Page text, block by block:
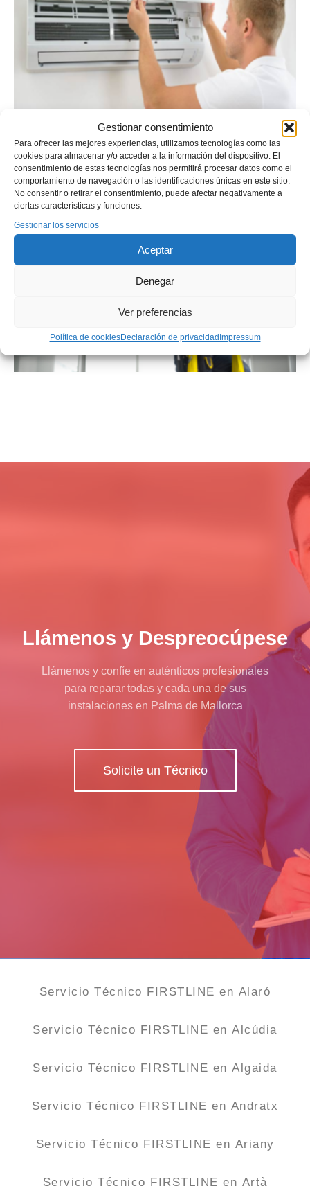
Gestionar consentimiento
Para ofrecer las mejores experiencias, utilizamos tecnologías como las
cookies para almacenar y/o acceder a la información del dispositivo. El
consentimiento de estas tecnologías nos permitirá procesar datos como el
comportamiento de navegación o las identificaciones únicas en este sitio.
No consentir o retirar el consentimiento, puede afectar negativamente a
ciertas características y funciones.
Gestionar los servicios
Aceptar
Denegar
Ver preferencias
Política de cookiesDeclaración de privacidad Impressum
Llámenos y Despreocúpese
Llámenos y confíe en auténticos profesionales
para reparar todas y cada una de sus
instalaciones en Palma de Mallorca
Solicite un Técnico
Servicio Técnico FIRSTLINE en Alaró
Servicio Técnico FIRSTLINE en Alcúdia
Servicio Técnico FIRSTLINE en Algaida
Servicio Técnico FIRSTLINE en Andratx
Servicio Técnico FIRSTLINE en Ariany
Servicio Técnico FIRSTLINE en Artà